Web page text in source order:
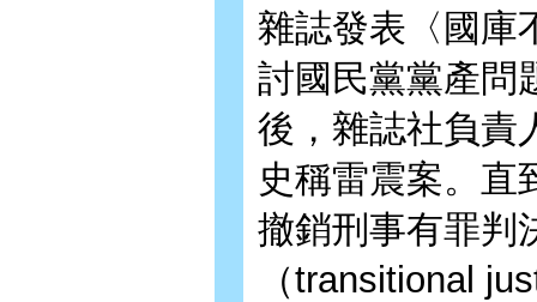
雜誌發表〈國庫
討國民黨黨產問
後，雜誌社負責
史稱雷震案。直
撤銷刑事有罪判
（transitional